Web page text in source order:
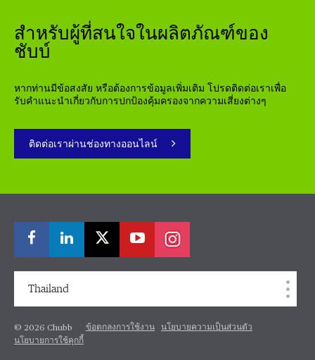
สำหรับผู้ที่สนใจในผลิตภัณฑ์ของ
ชับบ์
หากท่านมีข้อสงสัย หรือต้องการข้อมูลเพิ่มเติม โปรดติดต่อเราเพื่อ
รับคำแนะนำเกี่ยวกับการปกป้องคุ้มครองจากความเสี่ยงต่างๆ
ติดต่อเราผ่านช่องทางออนไลน์
Thailand
© 2026 Chubb ข้อตกลงการใช้งาน
นโยบายความเป็นส่วนตัว
นโยบายการใช้คุกกี้